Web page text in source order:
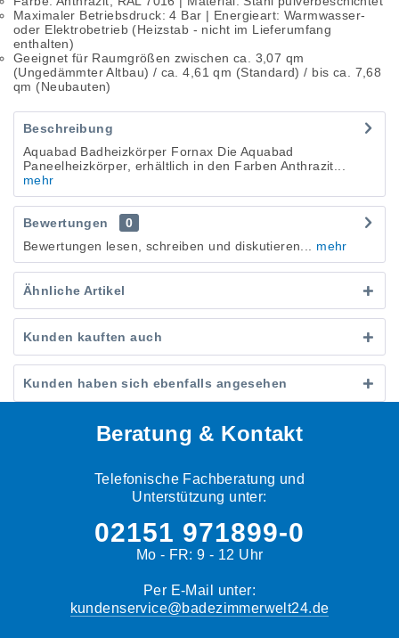
Maximaler Betriebsdruck: 4 Bar | Energieart: Warmwasser-
oder Elektrobetrieb (Heizstab - nicht im Lieferumfang
enthalten)
Geeignet für Raumgrößen zwischen ca. 3,07 qm
(Ungedämmter Altbau) / ca. 4,61 qm (Standard) / bis ca. 7,68
qm (Neubauten)
Beschreibung
Aquabad Badheizkörper Fornax Die Aquabad
Paneelheizkörper, erhältlich in den Farben Anthrazit...
mehr
Bewertungen
0
Bewertungen lesen, schreiben und diskutieren...
mehr
Ähnliche Artikel
Kunden kauften auch
Kunden haben sich ebenfalls angesehen
Beratung & Kontakt
Telefonische Fachberatung und
Unterstützung unter:
02151 971899-0
Mo - FR: 9 - 12 Uhr
Per E-Mail unter:
kundenservice@badezimmerwelt24.de